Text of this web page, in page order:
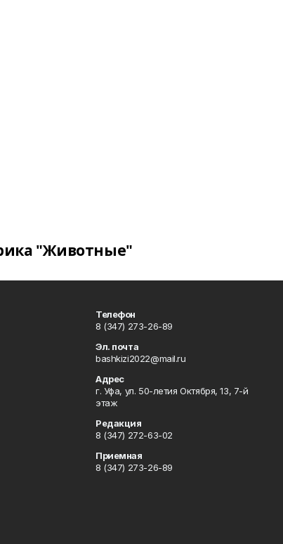
"Животные"
Телефон
8 (347) 273-26-89
Эл. почта
bashkizi2022@mail.ru
Адрес
г. Уфа, ул. 50-летия Октября, 13, 7-й
этаж
Редакция
8 (347) 272-63-02
Приемная
8 (347) 273-26-89